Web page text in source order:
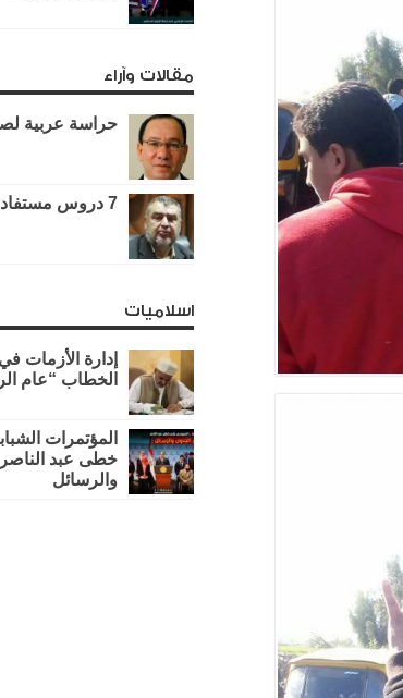
مقالات وآراء
حراسة عربية
7 دروس مستفادة من ثورة يناير
اسلاميات
إدارة الأزمات
الخطاب “عام
المؤتمرات
خطى عبد
والرسائل